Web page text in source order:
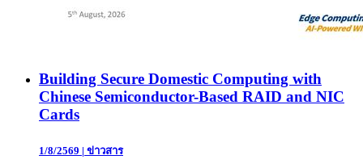
Building Secure Domestic Computing with
Chinese Semiconductor-Based RAID and NIC
Cards
1/8/2569 | ข่าวสาร